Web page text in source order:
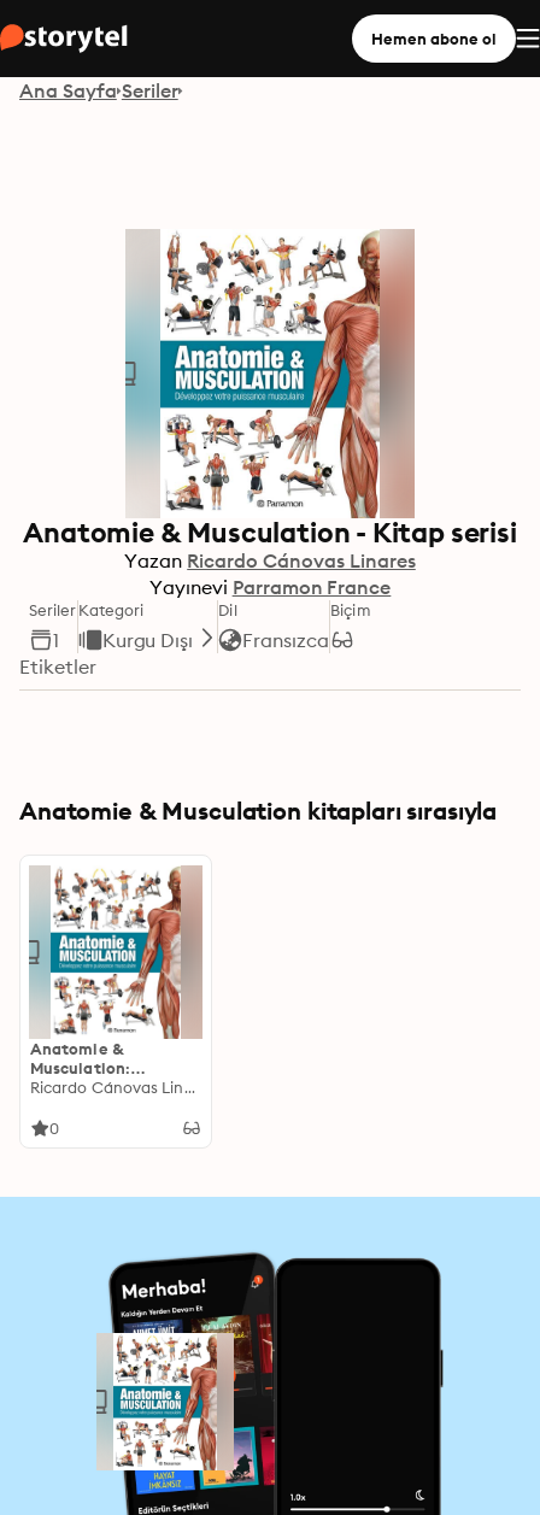
Hemen abone ol
Ana Sayfa Seriler
Anatomie & Musculation - Kitap serisi
Yazan Ricardo Cánovas Linares
Yayınevi Parramon France
Seriler
1
Kategori
Kurgu Dışı
Dil
Fransızca
Biçim
Etiketler
Anatomie & Musculation kitapları sırasıyla
Anatomie &
Musculation:
Développez votre
Ricardo Cánovas Linares
0